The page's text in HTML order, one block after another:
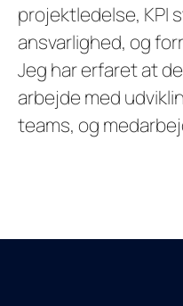
projektledelse, KPI
ansvarlighed, og
Jeg har erfaret at
arbejde med
teams, og